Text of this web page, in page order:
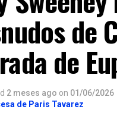
de
de
2 meses ago on 01/06/2026
de Paris Tavarez